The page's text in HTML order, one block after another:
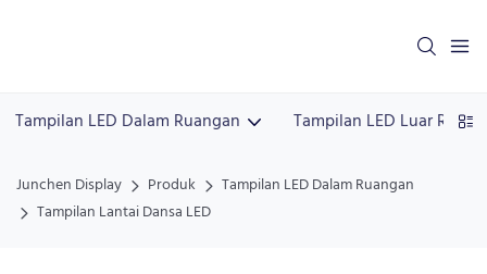
Tampilan LED Dalam Ruangan Tampilan LED Luar
Junchen Display Produk
Tampilan LED Dalam Ruangan
Tampilan Lantai Dansa LED